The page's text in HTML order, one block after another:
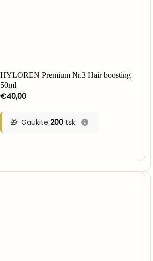
HYLOREN Premium Nr.3 Hair boosting
50ml
€40,00
Gaukite200 tšk.